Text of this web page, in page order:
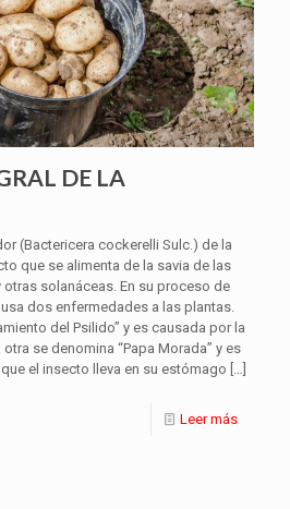
DE LA
(Bactericera cockerelli Sulc.) de la
que se alimenta de la savia de las
solanáceas. En su proceso de
dos enfermedades a las plantas.
del Psilido” y es causada por la
se denomina “Papa Morada” y es
el insecto lleva en su estómago […]
Leer más